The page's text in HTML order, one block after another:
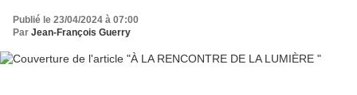
Publié le 23/04/2024 à 07:00
Par Jean-François Guerry